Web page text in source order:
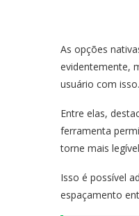
As opções
evidentemente,
usuário com isso.
Entre elas,
ferramenta
torne mais
Isso é possível
espaçamento